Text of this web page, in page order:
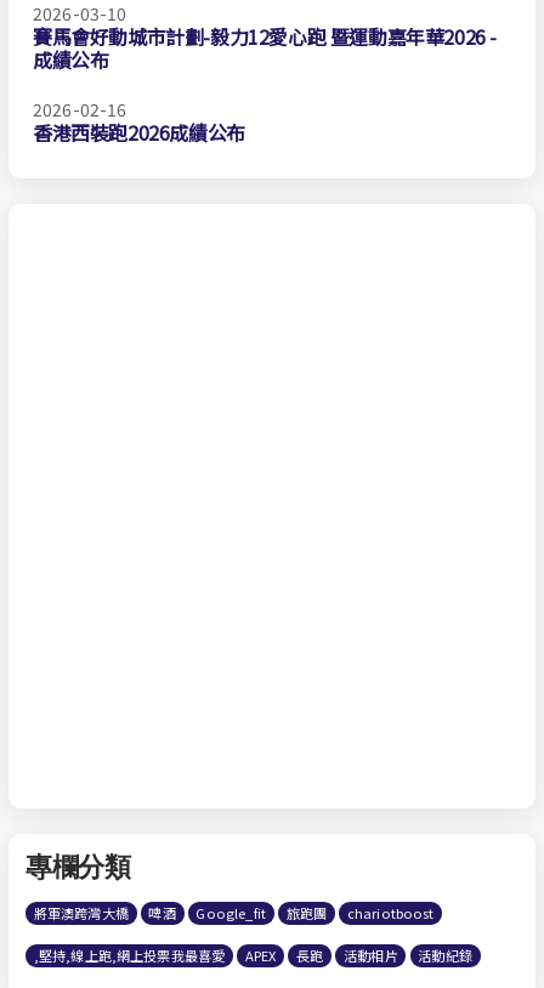
2026-03-10
賽馬會好動城市計劃-毅力12愛心跑 暨運動嘉年華2026 -
成績公布
2026-02-16
香港西裝跑2026成績公布
專欄分類
將軍澳跨灣大橋 啤酒 Google_fit 旅跑團 chariotboost
,堅持,線上跑,網上投票我最喜愛 APEX 長跑 活動相片 活動紀錄